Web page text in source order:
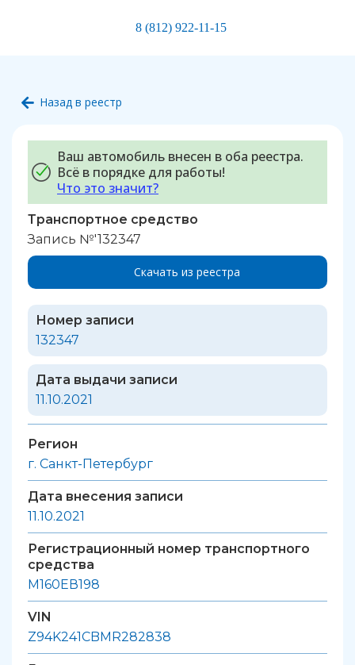
8 (812) 922-11-15
Назад в реестр
Ваш автомобиль внесен в оба реестра.
Всё в порядке для работы!
Что это значит?
Транспортное средство
Запись №'132347
Скачать из реестра
Номер записи
132347
Дата выдачи записи
11.10.2021
Регион
г. Санкт-Петербург
Дата внесения записи
11.10.2021
Регистрационный номер транспортного
средства
М160ЕВ198
VIN
Z94K241CBMR282838